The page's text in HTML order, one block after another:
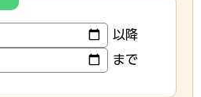
以降
まで